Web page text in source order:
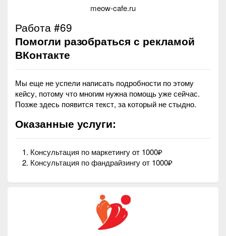
meow-cafe.ru
Работа #69
Помогли разобраться с рекламой
ВКонтакте
Мы еще не успели написать подробности по этому
кейсу, потому что многим нужна помощь уже сейчас.
Позже здесь появится текст, за который не стыдно.
Оказанные услуги:
Консультация по маркетингуот 1000₽
Консультация по фандрайзингуот 1000₽